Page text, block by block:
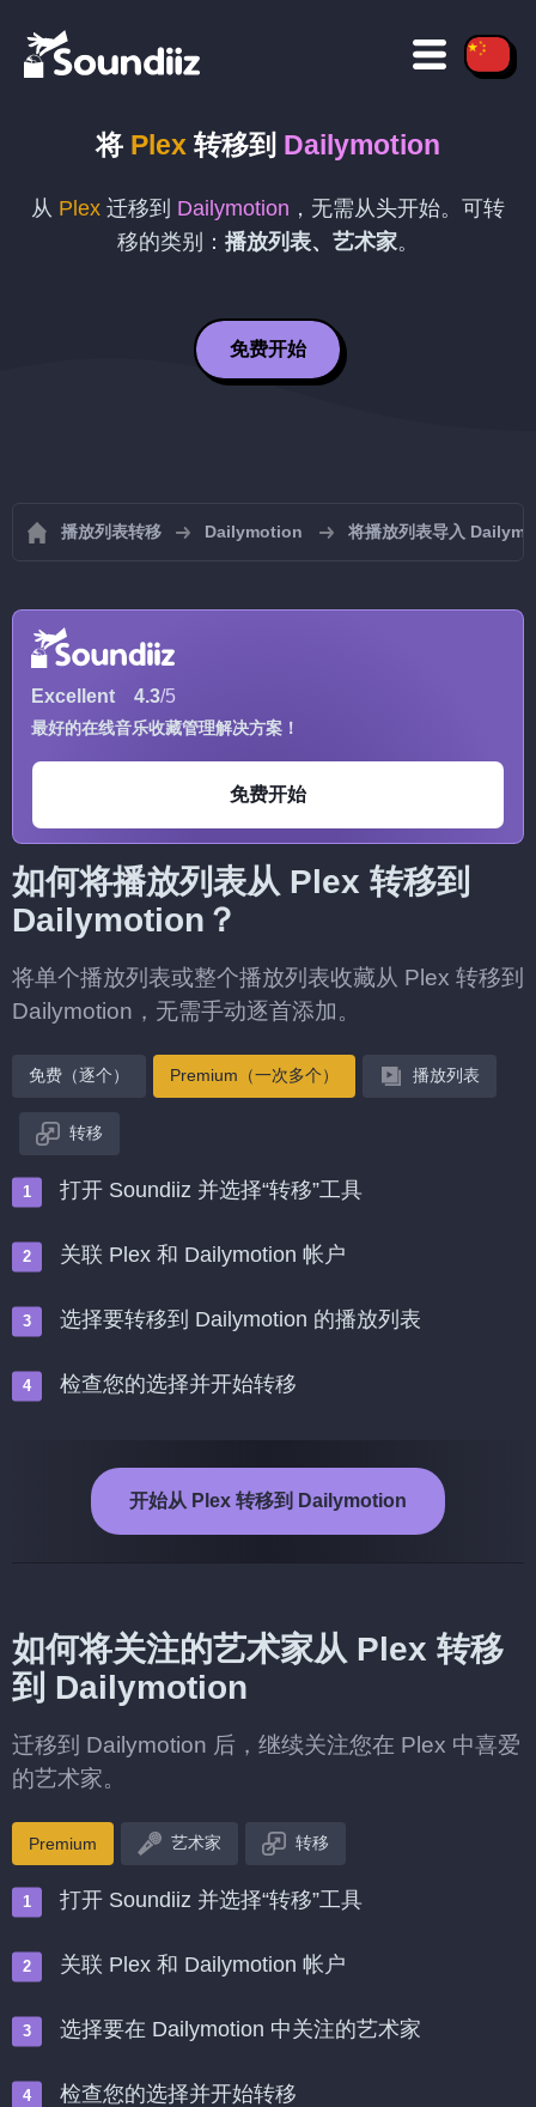
将 Plex 转移到 Dailymotion
从 Plex 迁移到 Dailymotion ，无需从头开始。可转
移的类别： 播放列表、艺术家。
免费开始
播放列表转移 Dailymotion 将播放列表导入
Excellent 4.3/5
最好的在线音乐收藏管理解决方案！
免费开始
如何将播放列表从 Plex 转移到
Dailymotion？
将单个播放列表或整个播放列表收藏从 Plex 转移到
Dailymotion，无需手动逐首添加。
免费（逐个） Premium（一次多个） 播放列表
转移
打开 Soundiiz 并选择“转移”工具
关联 Plex 和 Dailymotion 帐户
选择要转移到 Dailymotion 的播放列表
检查您的选择并开始转移
开始从 Plex 转移到 Dailymotion
如何将关注的艺术家从 Plex 转移
到 Dailymotion
迁移到 Dailymotion 后，继续关注您在 Plex 中喜爱
的艺术家。
Premium 艺术家 转移
打开 Soundiiz 并选择“转移”工具
关联 Plex 和 Dailymotion 帐户
选择要在 Dailymotion 中关注的艺术家
检查您的选择并开始转移